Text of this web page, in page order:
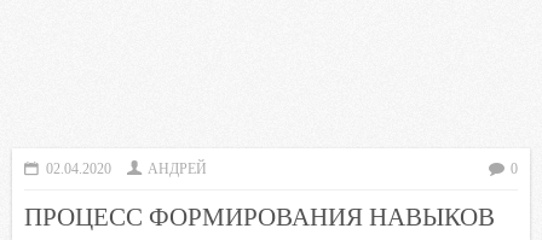
02.04.2020 АНДРЕЙ 0
ПРОЦЕСС ФОРМИРОВАНИЯ НАВЫКОВ